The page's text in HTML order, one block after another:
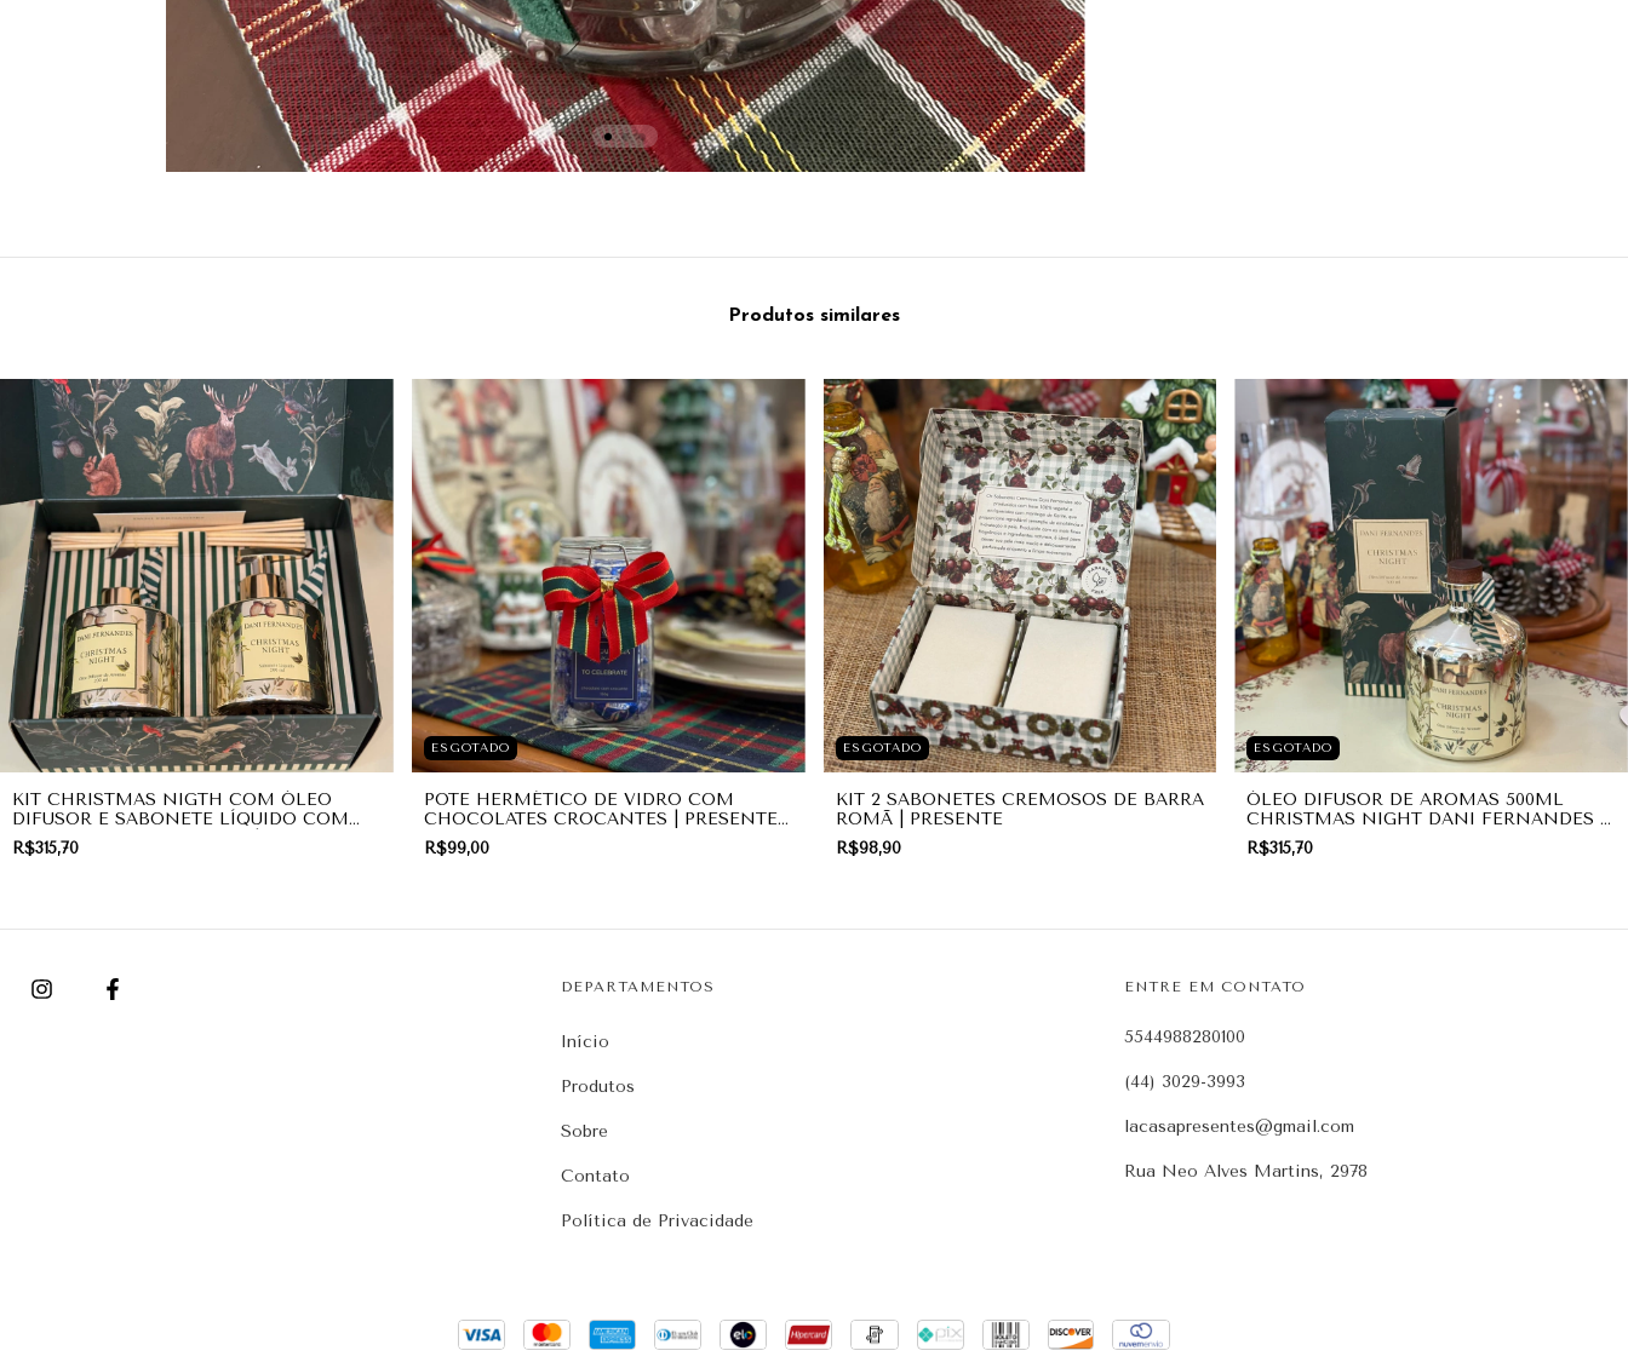
Produtos similares
KIT CHRISTMAS NIGTH COM ÓLEO
DIFUSOR E SABONETE LÍQUIDO COM
GLITER DANI FERNANDES | PRESENTE
DE NATAL
R$315,70
ESGOTADO
POTE HERMÉTICO DE VIDRO COM
CHOCOLATES CROCANTES | PRESENTE
DE NATAL
R$99,00
ESGOTADO
KIT 2 SABONETES CREMOSOS DE BARRA
ROMÃ | PRESENTE
R$98,90
ESGOTADO
ÓLEO DIFUSOR DE AROMAS 500ML
CHRISTMAS NIGHT DANI FERNANDES |
PRESENTE DE NATAL
R$315,70
DEPARTAMENTOS
Início
Produtos
Sobre
Contato
Política de Privacidade
ENTRE EM CONTATO
5544988280100
(44) 3029-3993
lacasapresentes@gmail.com
Rua Neo Alves Martins, 2978